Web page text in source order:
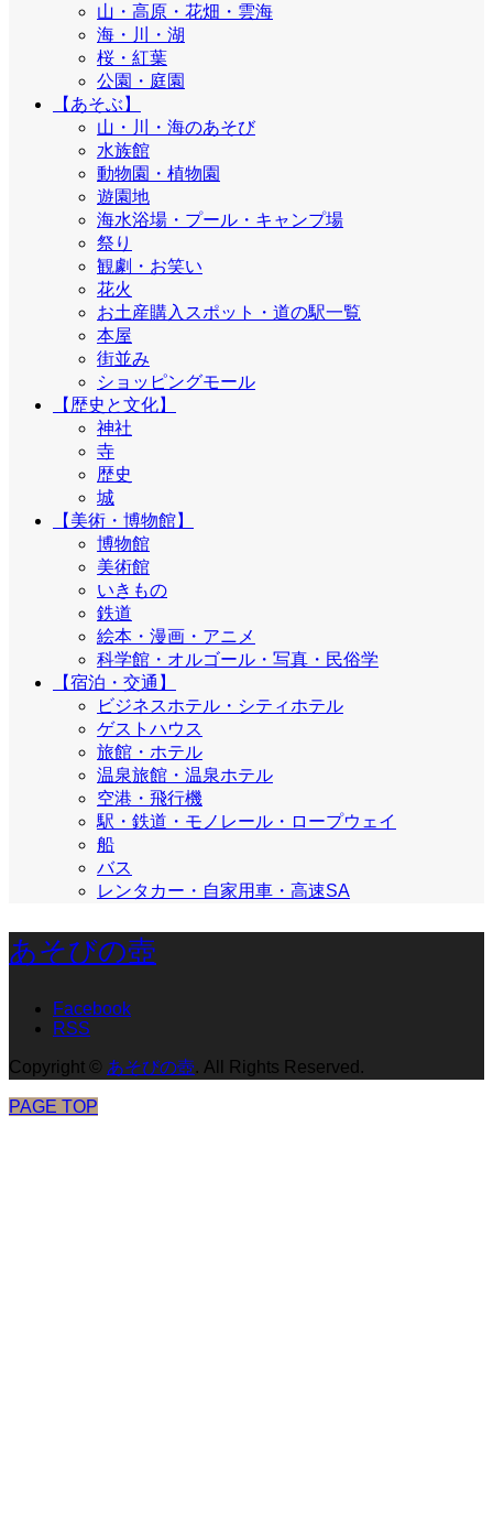
山・高原・花畑・雲海
海・川・湖
桜・紅葉
公園・庭園
【あそぶ】
山・川・海のあそび
水族館
動物園・植物園
遊園地
海水浴場・プール・キャンプ場
祭り
観劇・お笑い
花火
お土産購入スポット・道の駅一覧
本屋
街並み
ショッピングモール
【歴史と文化】
神社
寺
歴史
城
【美術・博物館】
博物館
美術館
いきもの
鉄道
絵本・漫画・アニメ
科学館・オルゴール・写真・民俗学
【宿泊・交通】
ビジネスホテル・シティホテル
ゲストハウス
旅館・ホテル
温泉旅館・温泉ホテル
空港・飛行機
駅・鉄道・モノレール・ロープウェイ
船
バス
レンタカー・自家用車・高速SA
あそびの壺
Facebook
RSS
Copyright © あそびの壺. All Rights Reserved.
PAGE TOP